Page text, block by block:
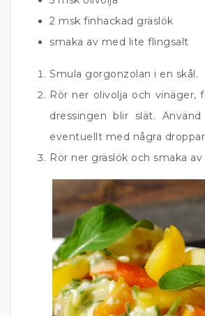
2 msk finhackad gräslök
smaka av med lite flingsalt
Smula gorgonzolan i en skål.
Rör ner olivolja och vinäger,
dressingen blir slät.
eventuellt med några
Rör ner gräslök och smaka